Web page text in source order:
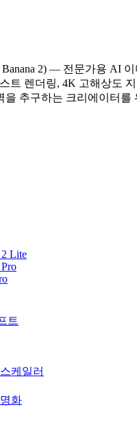
Banana 2) — 전문가용 AI
트 렌더링, 4K 고해상도
을 추구하는 크리에이터를
2 Lite
트
케일러
화